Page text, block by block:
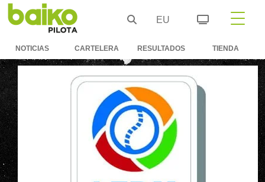
EU
NOTICIAS CARTELERA RESULTADOS TIENDA